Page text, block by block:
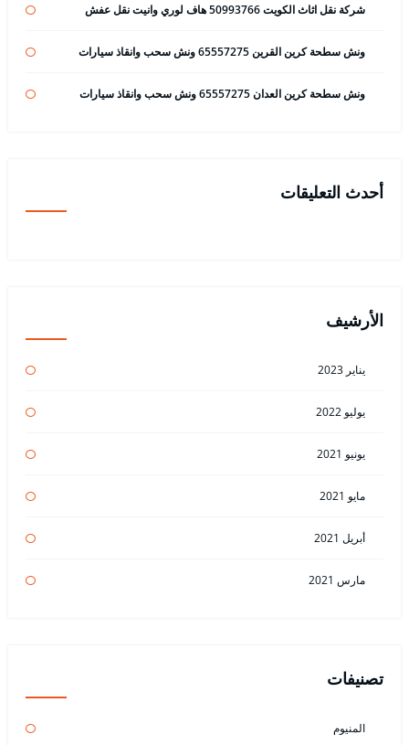
شركة نقل اثاث الكويت 50993766 هاف لوري وانيت نقل عفش
ونش سطحة كرين القرين 65557275 ونش سحب وانقاذ سيارات
ونش سطحة كرين العدان 65557275 ونش سحب وانقاذ سيارات
أحدث التعليقات
الأرشيف
يناير 2023
يوليو 2022
يونيو 2021
مايو 2021
أبريل 2021
مارس 2021
تصنيفات
المنيوم